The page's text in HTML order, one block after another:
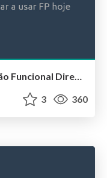
CODECASTS: Talk - Programação Funcional Direto ao Ponto - Vinicius Reis
3 360